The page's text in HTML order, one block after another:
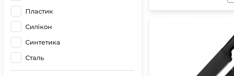
Пластик
Силікон
Синтетика
Сталь